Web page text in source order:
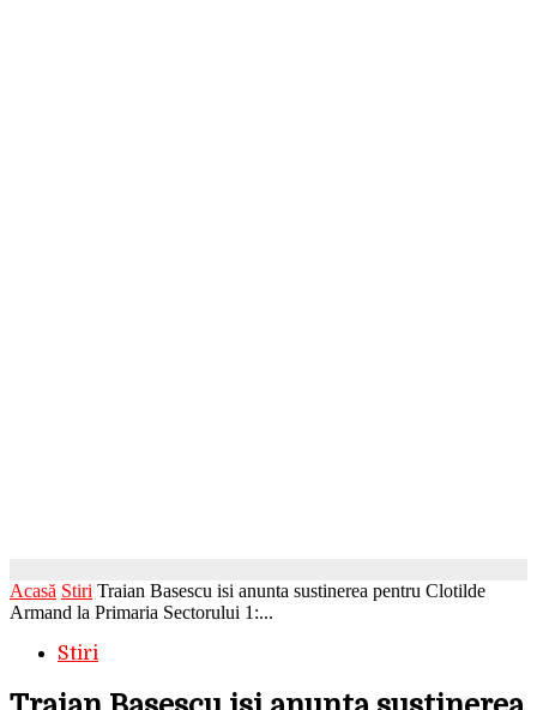
Acasă Stiri Traian Basescu isi anunta sustinerea pentru Clotilde
Armand la Primaria Sectorului 1:...
Stiri